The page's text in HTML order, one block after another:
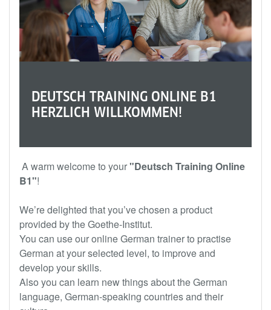
DEUTSCH TRAINING ONLINE B1
HERZLICH WILLKOMMEN!
A warm welcome to your"Deutsch Training Online
B1"!
We’re delighted that you’ve chosen a product
provided by the Goethe-Institut.
You can use our online German trainer to practise
German at your selected level, to improve and
develop your skills.
Also you can learn new things about the German
language, German-speaking countries and their